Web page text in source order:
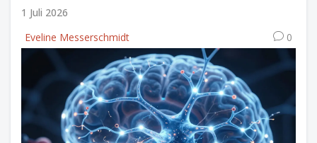
1 Juli 2026
Eveline Messerschmidt
0